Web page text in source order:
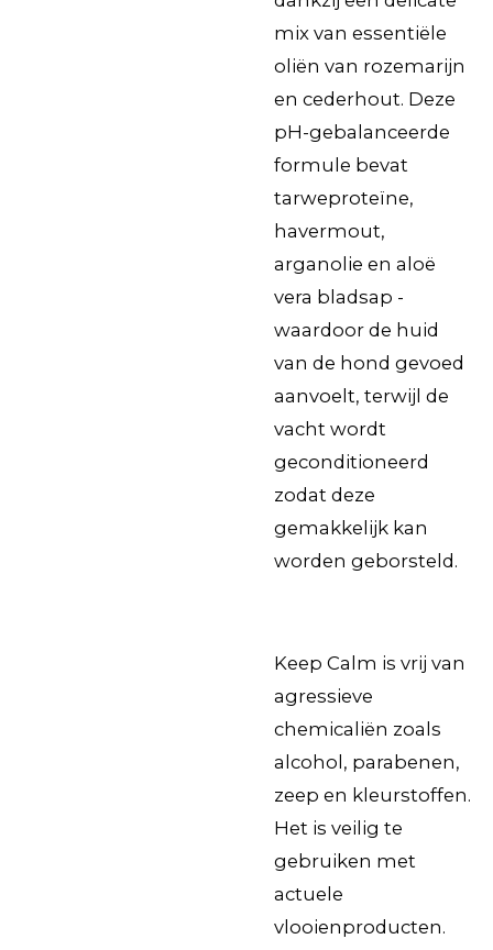
mix van essentiële
oliën van rozemarijn
en cederhout. Deze
pH-gebalanceerde
formule bevat
tarweproteïne,
havermout,
arganolie en aloë
vera bladsap -
waardoor de huid
van de hond gevoed
aanvoelt, terwijl de
vacht wordt
geconditioneerd
zodat deze
gemakkelijk kan
worden geborsteld.
Keep Calm is vrij van
agressieve
chemicaliën zoals
alcohol, parabenen,
zeep en kleurstoffen.
Het is veilig te
gebruiken met
actuele
vlooienproducten.